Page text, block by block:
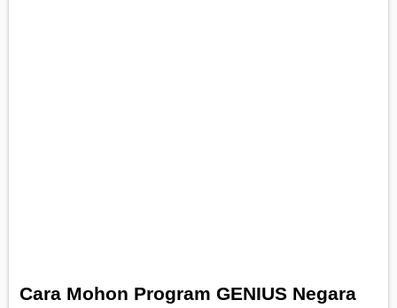
Cara Mohon Program GENIUS Negara